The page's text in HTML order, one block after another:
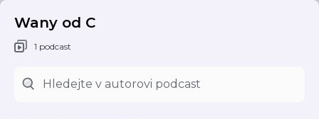
Wany od C
1 podcast